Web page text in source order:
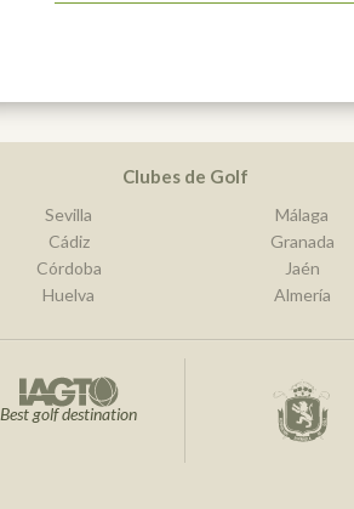
Clubes de Golf
Sevilla
Cádiz
Córdoba
Huelva
Málaga
Granada
Jaén
Almería
Best golf destination